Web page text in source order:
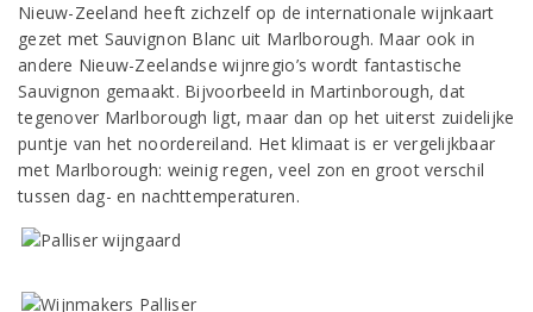
Nieuw-Zeeland heeft zichzelf op de internationale wijnkaart
gezet met Sauvignon Blanc uit Marlborough. Maar ook in
andere Nieuw-Zeelandse wijnregio’s wordt fantastische
Sauvignon gemaakt. Bijvoorbeeld in Martinborough, dat
tegenover Marlborough ligt, maar dan op het uiterst zuidelijke
puntje van het noordereiland. Het klimaat is er vergelijkbaar
met Marlborough: weinig regen, veel zon en groot verschil
tussen dag- en nachttemperaturen.